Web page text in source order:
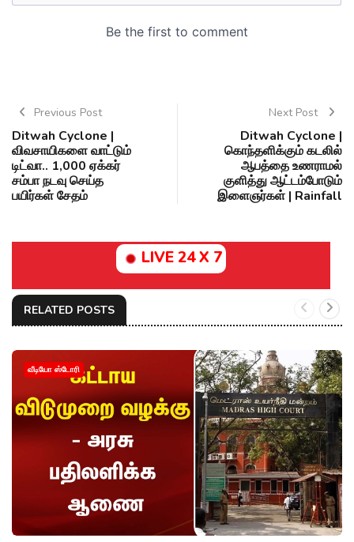
Previous Post
Ditwah Cyclone |
விவசாயிகளை வாட்டும்
டிட்வா.. 1,000 ஏக்கர்
சம்பா நடவு செய்த
பயிர்கள் சேதம்
Next Post
Ditwah Cyclone |
கொந்தளிக்கும் கடலில்
ஆபத்தை உணராமல்
குளித்து ஆட்டம்போடும்
இளைஞர்கள் | Rainfall
LIVE 24 X 7
RELATED POSTS
வீடியோ ஸ்டோரி